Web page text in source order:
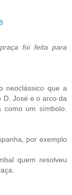
foi feita para
neoclássico que a
D. José e o arco da
como um símbolo.
por exemplo
quem resolveu